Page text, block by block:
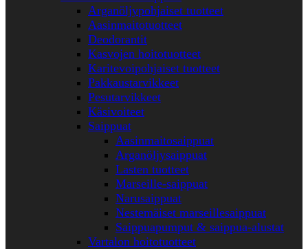
Arganöljypohjaiset tuotteet
Aasinmaitotuotteet
Deodorantit
Kasvojen hoitotuotteet
Karitevoipohjaiset tuotteet
Pakkaustarvikkeet
Pesutarvikkeet
Käsivoiteet
Saippuat
Aasinmaitosaippuat
Arganöljysaippuat
Lasten tuotteet
Marseille-saippuat
Narusaippuat
Nestemäiset marseillesaippuat
Saippuapumput & saippua-alustat
Vartalon hoitotuotteet